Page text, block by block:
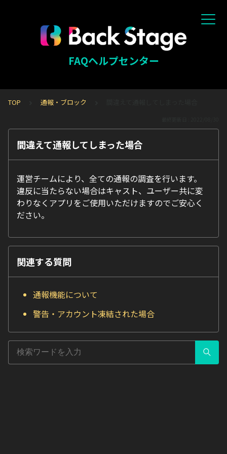
FAQヘルプセンター
TOP 通報・ブロック
間違えて通報してしまった場合
運営チームにより、全ての通報の調査を行います。
違反に当たらない場合はキャスト、ユーザー共に変
わりなくアプリをご使用いただけますのでご安心く
ださい。
関連する質問
通報機能について
警告・アカウント凍結された場合